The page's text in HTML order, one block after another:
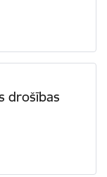
drošības